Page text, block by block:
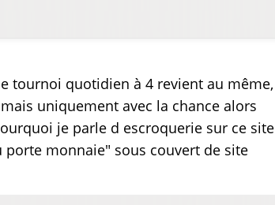
tournoi quotidien à 4 revient au même,
uniquement avec la chance alors
je parle d escroquerie sur ce site
monnaie" sous couvert de site